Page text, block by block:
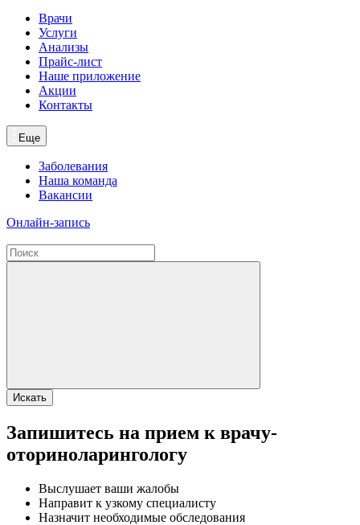
Врачи
Услуги
Анализы
Прайс-лист
Наше приложение
Акции
Контакты
Еще
Заболевания
Наша команда
Вакансии
Онлайн-запись
Искать
Запишитесь на прием к врачу-
оториноларингологу
Выслушает ваши жалобы
Направит к узкому специалисту
Назначит необходимые обследования